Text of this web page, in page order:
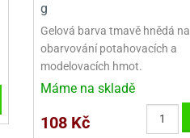
g
Gelová barva tmavě hnědá na
obarvování potahovacích a
modelovacích hmot.
Máme na skladě
108 Kč